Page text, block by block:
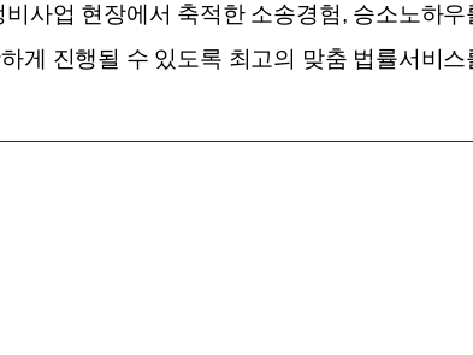
사업 현장에서 축적한 소송경험, 승소노하
게 진행될 수 있도록 최고의 맞춤 법률서비